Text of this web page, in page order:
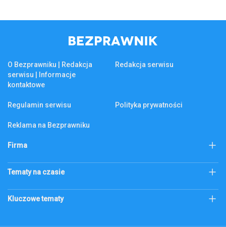
O Bezprawniku | Redakcja
serwisu | Informacje
kontaktowe
Redakcja serwisu
Regulamin serwisu Polityka prywatności
Reklama na Bezprawniku
Firma
KSeF
Tematy na czasie
Złoto
Kluczowe tematy